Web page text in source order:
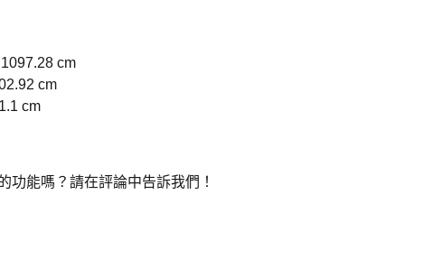
cm
cm
cm
功能嗎？請在評論中告訴我們！